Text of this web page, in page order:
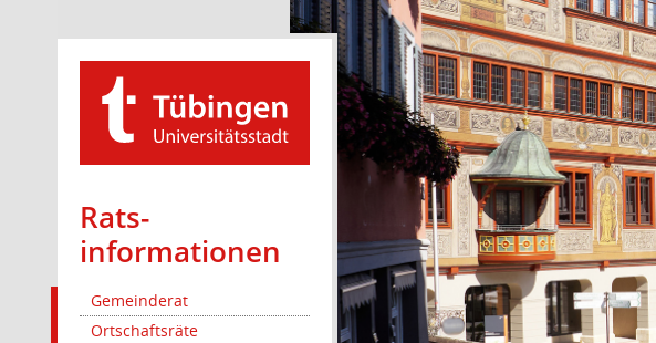
Rats­
informationen
Gemeinderat
Ortschaftsräte